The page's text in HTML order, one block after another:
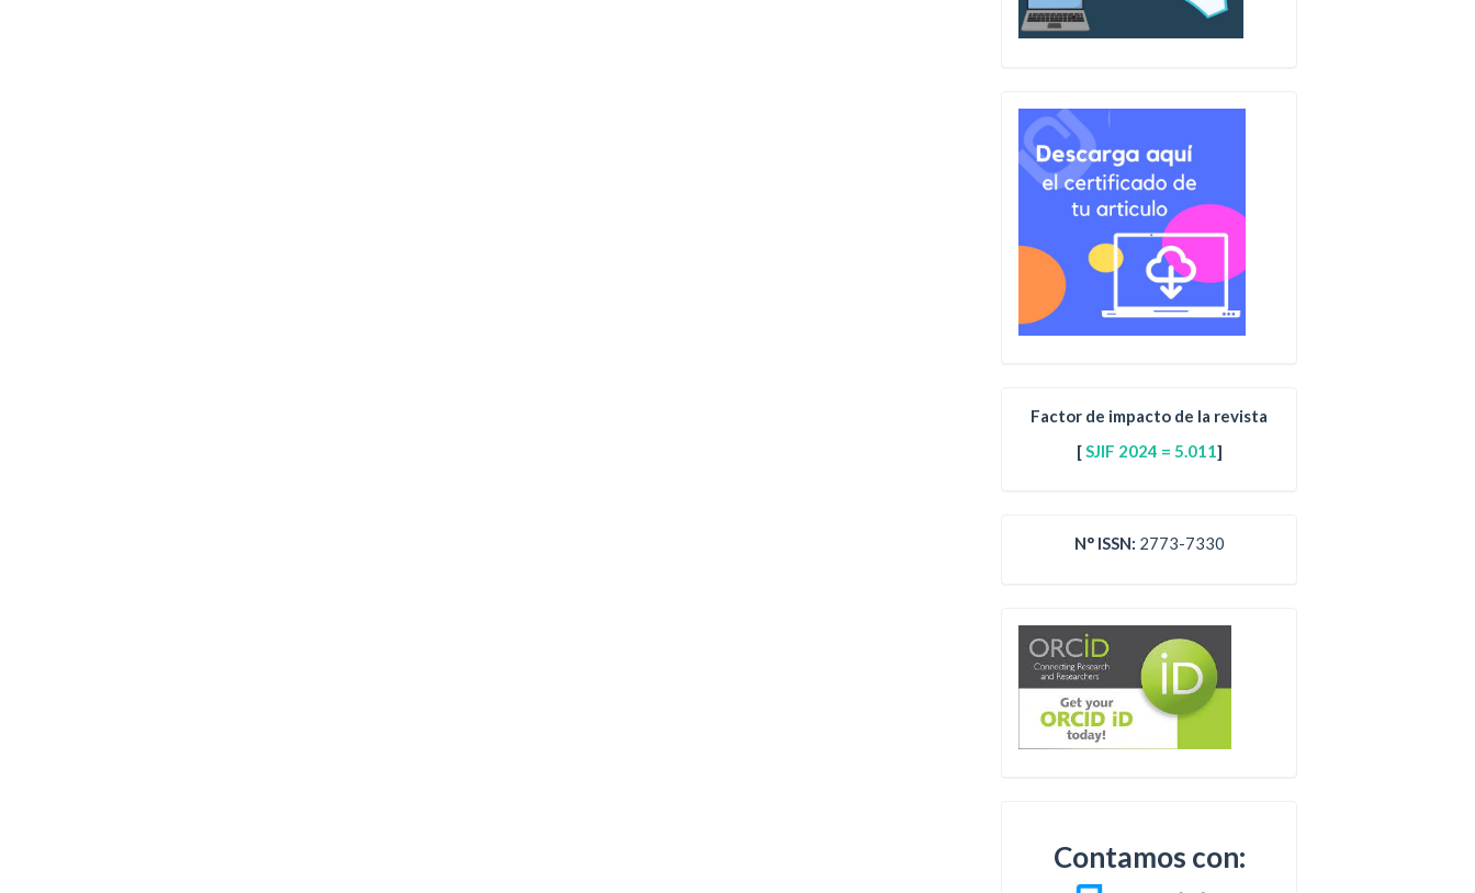
Factor de impacto de la revista
[ SJIF 2024 = 5.011]
N° ISSN: 2773-7330
Contamos con: